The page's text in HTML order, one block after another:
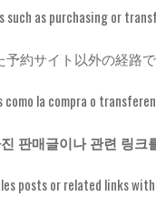
such as purchasing or
予約サイト以外の経
la compra o
판매글이나 관련 링
posts or related links